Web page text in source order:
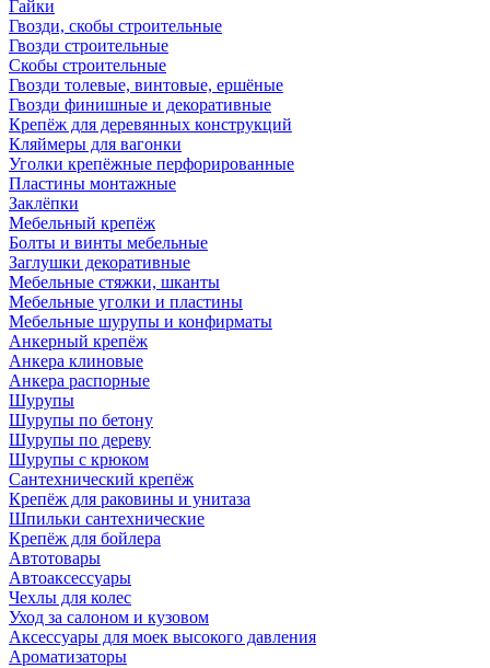
Гайки
Гвозди, скобы строительные
Гвозди строительные
Скобы строительные
Гвозди толевые, винтовые, ершёные
Гвозди финишные и декоративные
Крепёж для деревянных конструкций
Кляймеры для вагонки
Уголки крепёжные перфорированные
Пластины монтажные
Заклёпки
Мебельный крепёж
Болты и винты мебельные
Заглушки декоративные
Мебельные стяжки, шканты
Мебельные уголки и пластины
Мебельные шурупы и конфирматы
Анкерный крепёж
Анкера клиновые
Анкера распорные
Шурупы
Шурупы по бетону
Шурупы по дереву
Шурупы с крюком
Сантехнический крепёж
Крепёж для раковины и унитаза
Шпильки сантехнические
Крепёж для бойлера
Автотовары
Автоаксессуары
Чехлы для колес
Уход за салоном и кузовом
Аксессуары для моек высокого давления
Ароматизаторы